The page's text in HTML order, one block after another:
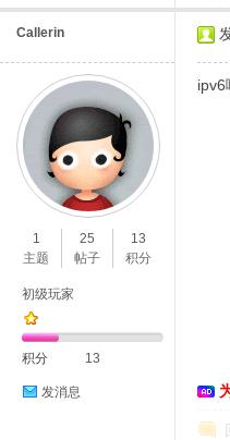
Callerin
1
主题
25
帖子
13
积分
初级玩家
积分 13
发消息
ipv6